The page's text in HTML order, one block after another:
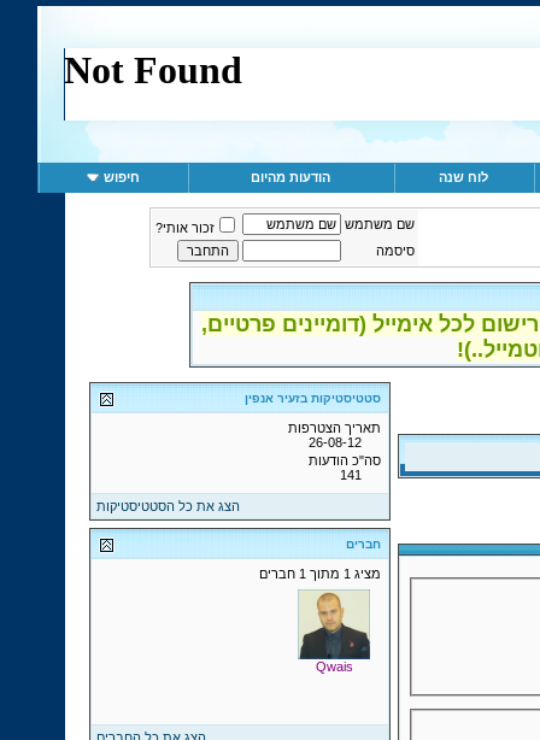
לוח שנה הודעות מהיום חיפוש
שם משתמש
זכור אותי?
סיסמה
לכל אימייל (דומיינים פרטיים,
סטטיסטיקות בזעיר אנפין
תאריך הצטרפות
26-08-12
סה"כ הודעות
141
הצג את כל הסטטיסטיקות
חברים
מציג 1 מתוך 1 חברים
Qwais